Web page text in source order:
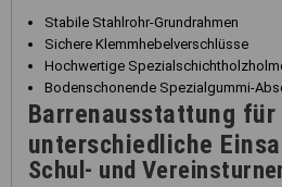
Stabile Stahlrohr-Grundrahmen
Sichere Klemmhebelverschlüsse
Hochwertige
Bodenschonende Spezialgummi-
Barrenausstattung für
unterschiedliche
Schul- und